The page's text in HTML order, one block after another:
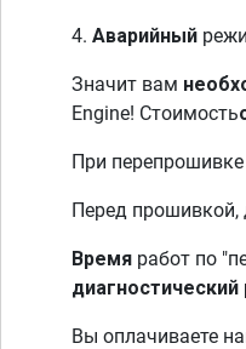
4. Аварийный
Значит вам
Engine! Стоимость
При перепрошивке
Перед прошивкой,
Время работ по
Вы оплачиваете